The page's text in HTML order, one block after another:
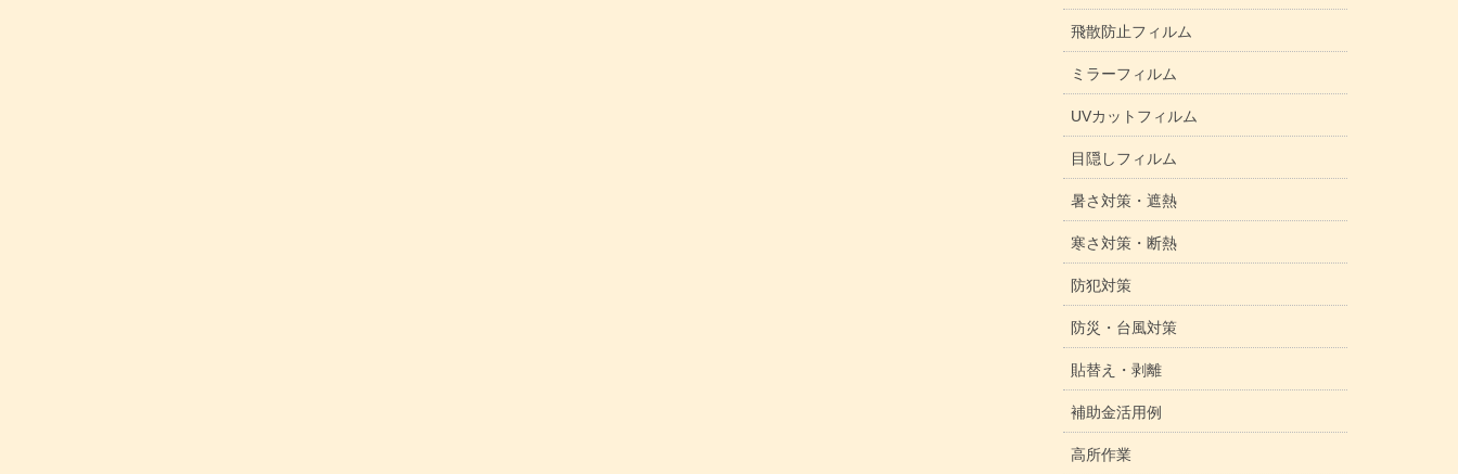
飛散防止フィルム
ミラーフィルム
UVカットフィルム
目隠しフィルム
暑さ対策・遮熱
寒さ対策・断熱
防犯対策
防災・台風対策
貼替え・剥離
補助金活用例
高所作業